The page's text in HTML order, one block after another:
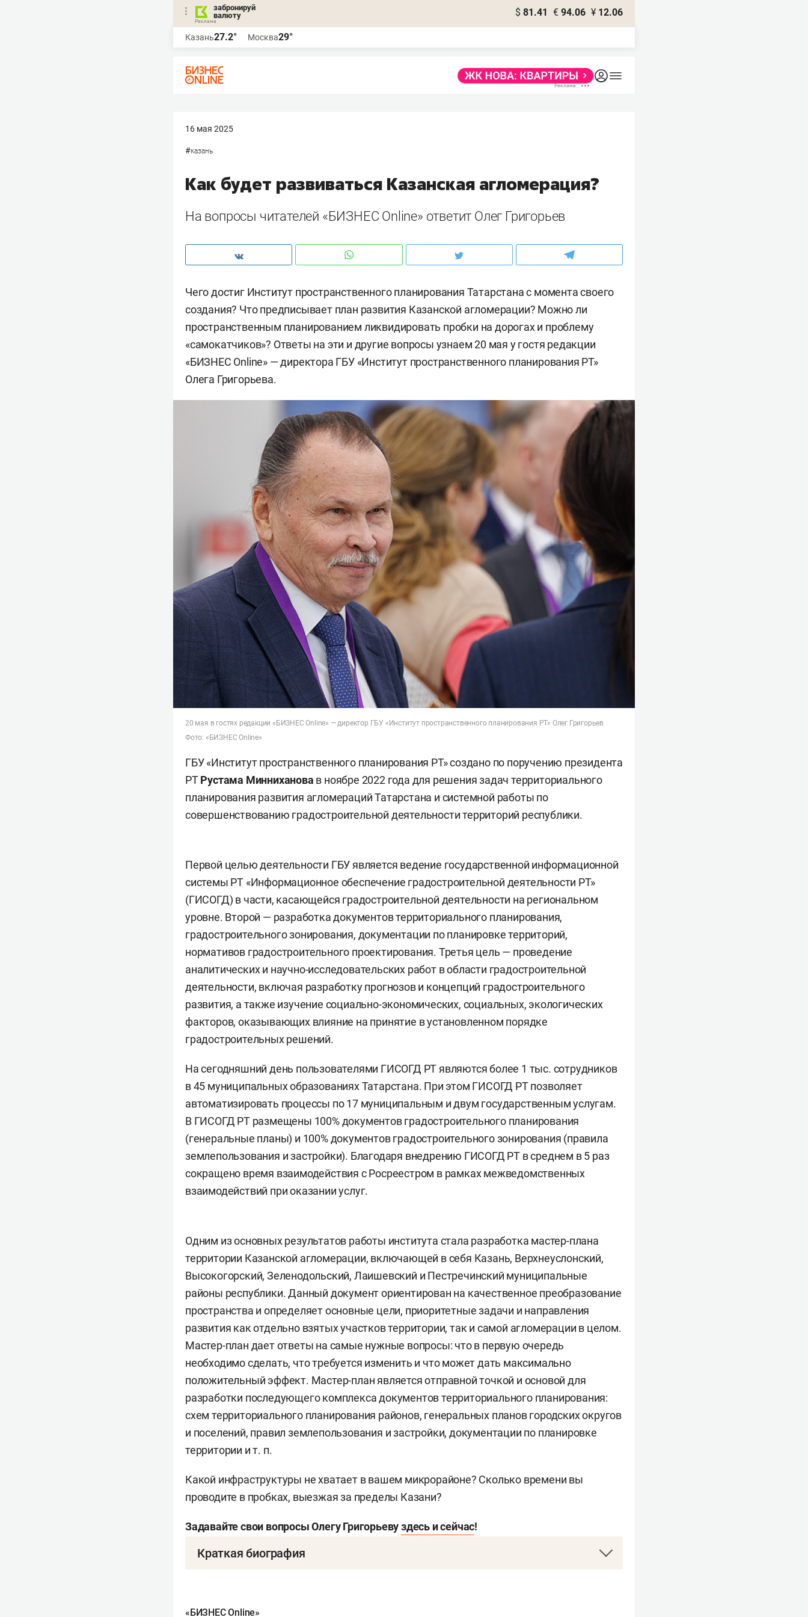
забронируй
валюту
$ 81.41 € 94.06 ¥ 12.06
Казань27.2° Москва29°
16 мая 2025
#казань
Как будет развиваться Казанская агломерация?
На вопросы читателей «БИЗНЕС Online» ответит Олег Григорьев
Чего достиг Институт пространственного планирования Татарстана с момента своего
создания? Что предписывает план развития Казанской агломерации? Можно ли
пространственным планированием ликвидировать пробки на дорогах и проблему
«самокатчиков»? Ответы на эти и другие вопросы узнаем 20 мая у гостя редакции
«БИЗНЕС Online» — директора ГБУ «Институт пространственного планирования РТ»
Олега Григорьева.
20 мая в гостях редакции «БИЗНЕС Online» — директор ГБУ «Институт пространственного планирования РТ» Олег Григорьев
Фото: «БИЗНЕС Online»
ГБУ «Институт пространственного планирования РТ» создано по поручению президента
РТРустама Минниханова в ноябре 2022 года для решения задач территориального
планирования развития агломераций Татарстана и системной работы по
совершенствованию градостроительной деятельности территорий республики.
Первой целью деятельности ГБУ является ведение государственной информационной
системы РТ «Информационное обеспечение градостроительной деятельности РТ»
(ГИСОГД) в части, касающейся градостроительной деятельности на региональном
уровне. Второй — разработка документов территориального планирования,
градостроительного зонирования, документации по планировке территорий,
нормативов градостроительного проектирования. Третья цель — проведение
аналитических и научно-исследовательских работ в области градостроительной
деятельности, включая разработку прогнозов и концепций градостроительного
развития, а также изучение социально-экономических, социальных, экологических
факторов, оказывающих влияние на принятие в установленном порядке
градостроительных решений.
На сегодняшний день пользователями ГИСОГД РТ являются более 1 тыс. сотрудников
в 45 муниципальных образованиях Татарстана. При этом ГИСОГД РТ позволяет
автоматизировать процессы по 17 муниципальным и двум государственным услугам.
В ГИСОГД РТ размещены 100% документов градостроительного планирования
(генеральные планы) и 100% документов градостроительного зонирования (правила
землепользования и застройки). Благодаря внедрению ГИСОГД РТ в среднем в 5 раз
сокращено время взаимодействия с Росреестром в рамках межведомственных
взаимодействий при оказании услуг.
Одним из основных результатов работы института стала разработка мастер-плана
территории Казанской агломерации, включающей в себя Казань, Верхнеуслонский,
Высокогорский, Зеленодольский, Лаишевский и Пестречинский муниципальные
районы республики. Данный документ ориентирован на качественное преобразование
пространства и определяет основные цели, приоритетные задачи и направления
развития как отдельно взятых участков территории, так и самой агломерации в целом.
Мастер-план дает ответы на самые нужные вопросы: что в первую очередь
необходимо сделать, что требуется изменить и что может дать максимально
положительный эффект. Мастер-план является отправной точкой и основой для
разработки последующего комплекса документов территориального планирования:
схем территориального планирования районов, генеральных планов городских округов
и поселений, правил землепользования и застройки, документации по планировке
территории и т. п.
Какой инфраструктуры не хватает в вашем микрорайоне? Сколько времени вы
проводите в пробках, выезжая за пределы Казани?
Задавайте свои вопросы Олегу Григорьевуздесь и сейчас!
Краткая биография
«архитектура» (1980).
«БИЗНЕС Online»